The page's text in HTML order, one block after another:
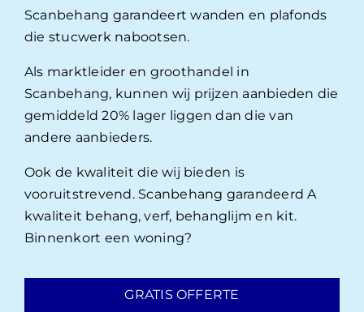
Scanbehang garandeert wanden en plafonds
die stucwerk nabootsen.
Als marktleider en groothandel in
Scanbehang, kunnen wij prijzen aanbieden die
gemiddeld 20% lager liggen dan die van
andere aanbieders.
Ook de kwaliteit die wij bieden is
vooruitstrevend. Scanbehang garandeerd A
kwaliteit behang, verf, behanglijm en kit.
Binnenkort een woning?
GRATIS OFFERTE